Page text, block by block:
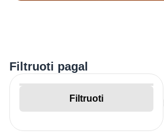
Filtruoti pagal
Filtruoti